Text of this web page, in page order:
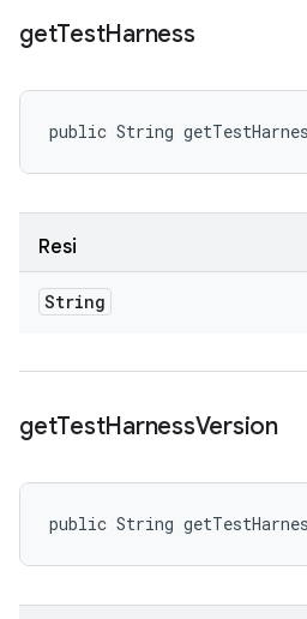
getTestHarness
public String
Resi
String
getTestHarnessVersion
public String